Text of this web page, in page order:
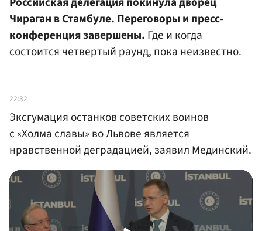
Чираган в Стамбуле. Переговоры и пресс-
конференция завершены. Где и когда
состоится четвертый раунд, пока неизвестно.
22:32
Эксгумация останков советских воинов
с «Холма славы» во Львове является
нравственной деградацией, заявил Мединский.